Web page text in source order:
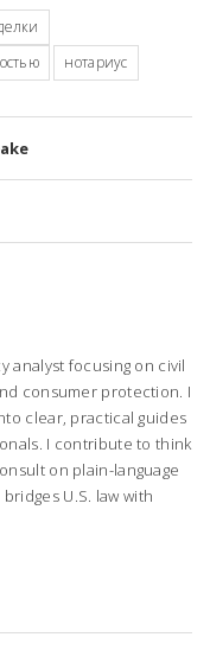
нотариус
analyst focusing on civil
consumer protection. I
clear, practical guides
I contribute to think
on plain-language
U.S. law with